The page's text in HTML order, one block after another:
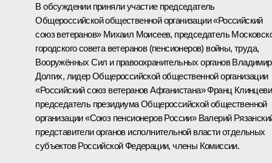
В обсуждении приняли участие председатель
Общероссийской общественной организации «Российский
союз ветеранов» Михаил Моисеев, председатель
городского совета ветеранов (пенсионеров) войны, труда,
Вооружённых Сил и правоохранительных органов Владимир
Долгих, лидер Общероссийской общественной организации
«Российский союз ветеранов Афганистана» Франц
председатель президиума Общероссийской общественной
организации «Союз пенсионеров России» Валерий
представители органов исполнительной власти отдельных
субъектов Российской Федерации, члены Комиссии.